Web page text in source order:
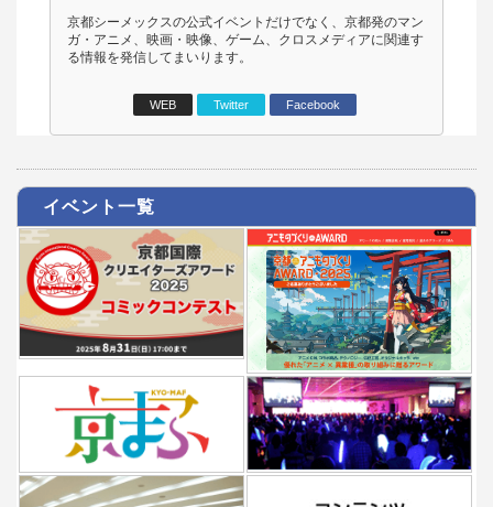
京都シーメックスの公式イベントだけでなく、京都発のマン
ガ・アニメ、映画・映像、ゲーム、クロスメディアに関連す
る情報を発信してまいります。
WEB Twitter Facebook
イベント一覧